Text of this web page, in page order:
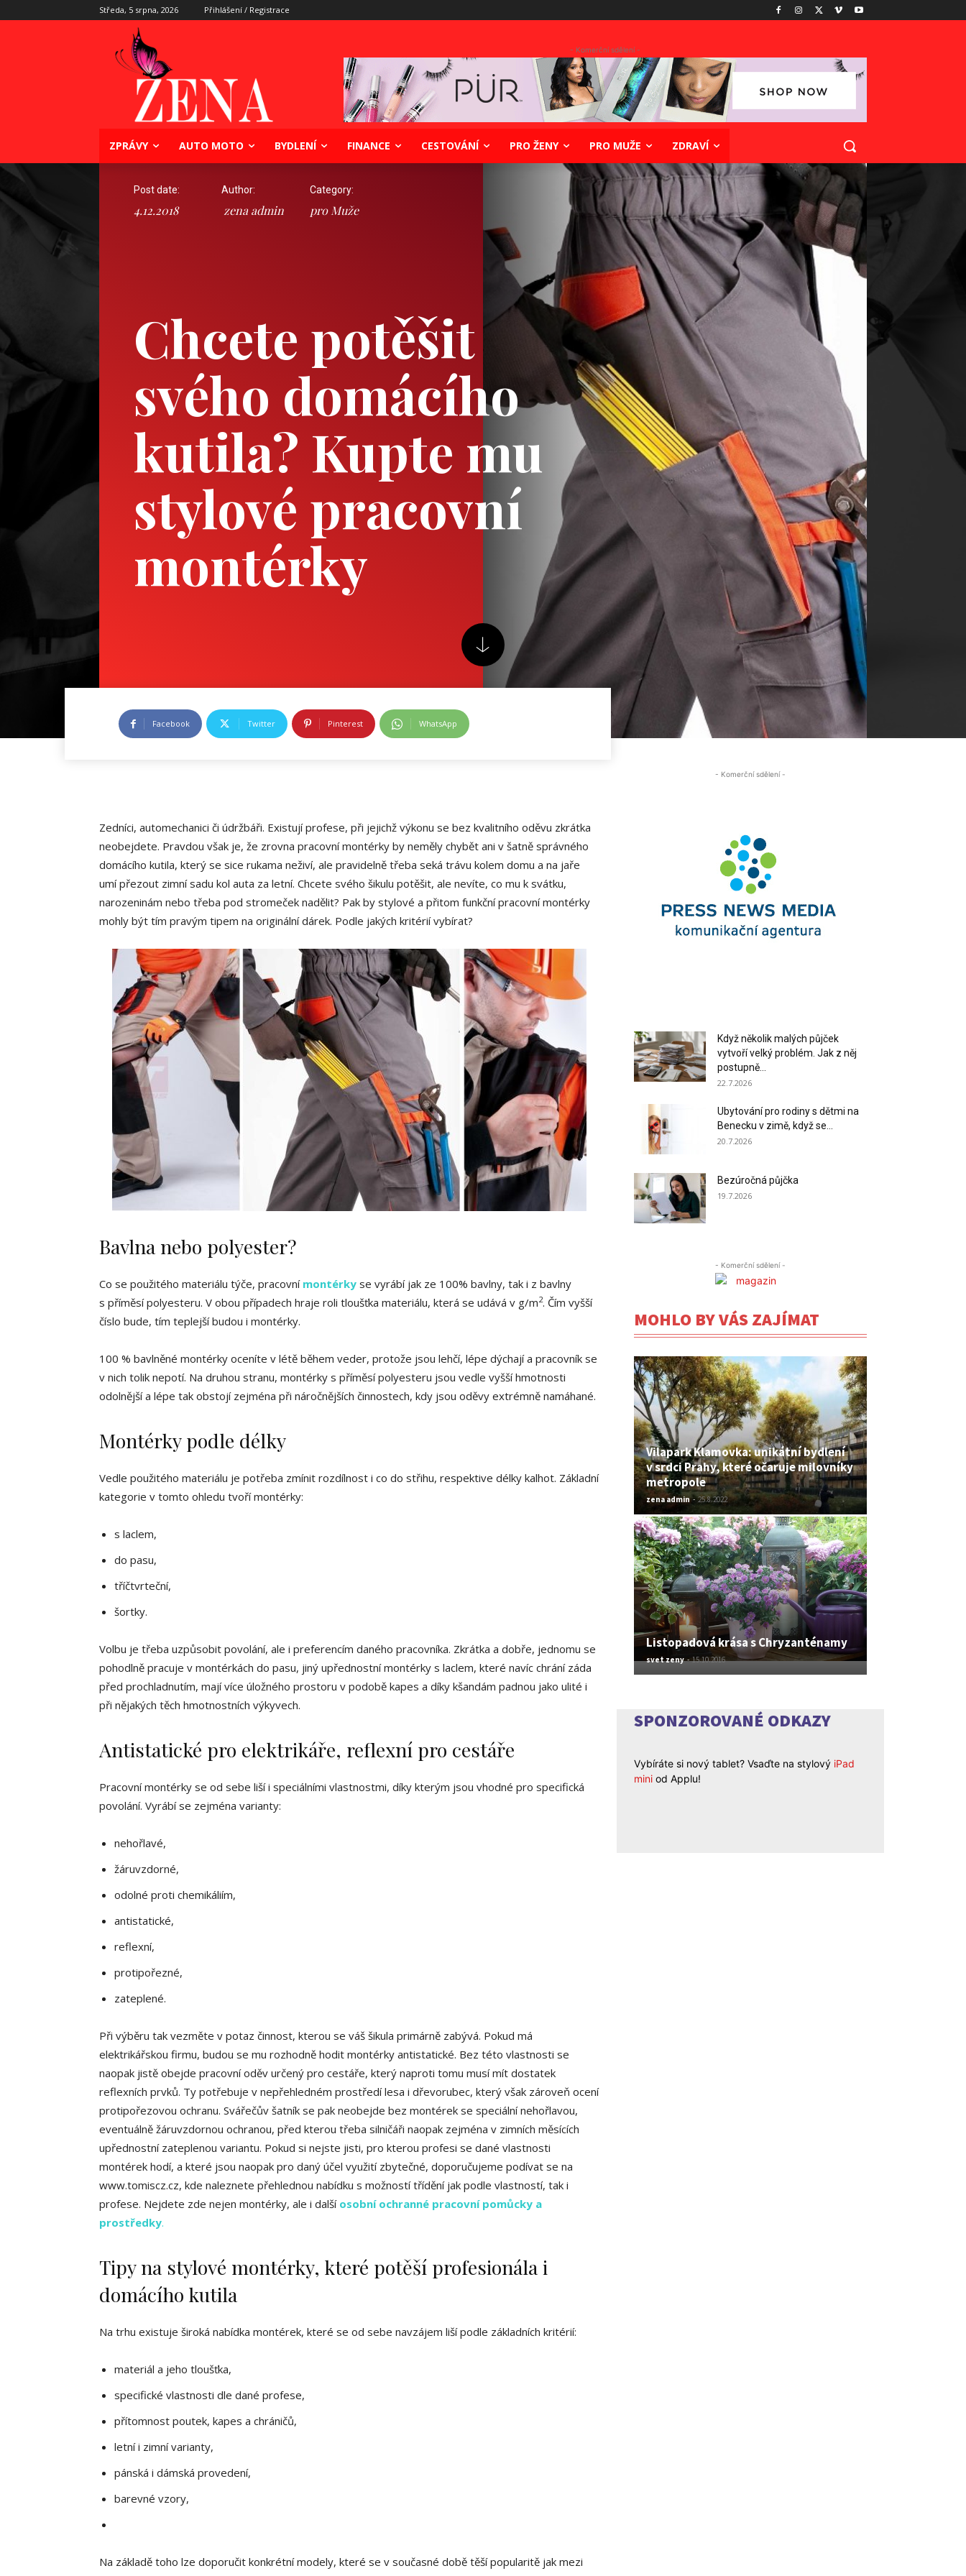
Středa, 5 srpna, 2026 Přihlášení / Registrace
- Komerční sdělení -
ZPRÁVY AUTO MOTO BYDLENÍ FINANCE CESTOVÁNÍ PRO ŽENY PRO MUŽE ZDRAVÍ
Chcete potěšit
svého domácího
kutila? Kupte mu
stylové pracovní
montérky
Post date:
4.12.2018
Author:
zena admin
Category:
pro Muže
Facebook Twitter Pinterest WhatsApp
Zedníci, automechanici či údržbáři. Existují profese, při jejichž výkonu se bez kvalitního oděvu zkrátka
neobejdete. Pravdou však je, že zrovna pracovní montérky by neměly chybět ani v šatně správného
domácího kutila, který se sice rukama neživí, ale pravidelně třeba seká trávu kolem domu a na jaře
umí přezout zimní sadu kol auta za letní. Chcete svého šikulu potěšit, ale nevíte, co mu k svátku,
narozeninám nebo třeba pod stromeček nadělit? Pak by stylové a přitom funkční pracovní montérky
mohly být tím pravým tipem na originální dárek. Podle jakých kritérií vybírat?
Bavlna nebo polyester?
Co se použitého materiálu týče, pracovní montérky se vyrábí jak ze 100% bavlny, tak i z bavlny
s příměsí polyesteru. V obou případech hraje roli tloušťka materiálu, která se udává v g/m2. Čím vyšší
číslo bude, tím teplejší budou i montérky.
100 % bavlněné montérky oceníte v létě během veder, protože jsou lehčí, lépe dýchají a pracovník se
v nich tolik nepotí. Na druhou stranu, montérky s příměsí polyesteru jsou vedle vyšší hmotnosti
odolnější a lépe tak obstojí zejména při náročnějších činnostech, kdy jsou oděvy extrémně namáhané.
Montérky podle délky
Vedle použitého materiálu je potřeba zmínit rozdílnost i co do střihu, respektive délky kalhot. Základní
kategorie v tomto ohledu tvoří montérky:
s laclem,
do pasu,
tříčtvrteční,
šortky.
Volbu je třeba uzpůsobit povolání, ale i preferencím daného pracovníka. Zkrátka a dobře, jednomu se
pohodlně pracuje v montérkách do pasu, jiný upřednostní montérky s laclem, které navíc chrání záda
před prochladnutím, mají více úložného prostoru v podobě kapes a díky kšandám padnou jako ulité i
při nějakých těch hmotnostních výkyvech.
Antistatické pro elektrikáře, reflexní pro cestáře
Pracovní montérky se od sebe liší i speciálními vlastnostmi, díky kterým jsou vhodné pro specifická
povolání. Vyrábí se zejména varianty:
nehořlavé,
žáruvzdorné,
odolné proti chemikáliím,
antistatické,
reflexní,
protipořezné,
zateplené.
Při výběru tak vezměte v potaz činnost, kterou se váš šikula primárně zabývá. Pokud má
elektrikářskou firmu, budou se mu rozhodně hodit montérky antistatické. Bez této vlastnosti se
naopak jistě obejde pracovní oděv určený pro cestáře, který naproti tomu musí mít dostatek
reflexních prvků. Ty potřebuje v nepřehledném prostředí lesa i dřevorubec, který však zároveň ocení
protipořezovou ochranu. Svářečův šatník se pak neobejde bez montérek se speciální nehořlavou,
eventuálně žáruvzdornou ochranou, před kterou třeba silničáři naopak zejména v zimních měsících
upřednostní zateplenou variantu. Pokud si nejste jisti, pro kterou profesi se dané vlastnosti
montérek hodí, a které jsou naopak pro daný účel využití zbytečné, doporučujeme podívat se na
www.tomiscz.cz, kde naleznete přehlednou nabídku s možností třídění jak podle vlastností, tak i
profese. Nejdete zde nejen montérky, ale i další osobní ochranné pracovní pomůcky a
prostředky.
Tipy na stylové montérky, které potěší profesionála i
domácího kutila
Na trhu existuje široká nabídka montérek, které se od sebe navzájem liší podle základních kritérií:
materiál a jeho tloušťka,
specifické vlastnosti dle dané profese,
přítomnost poutek, kapes a chráničů,
letní i zimní varianty,
pánská i dámská provedení,
barevné vzory,
Na základě toho lze doporučit konkrétní modely, které se v současné době těší popularitě jak mezi
- Komerční sdělení -
Když několik malých půjček
vytvoří velký problém. Jak z něj
postupně...
22.7.2026
Ubytování pro rodiny s dětmi na
Benecku v zimě, když se...
20.7.2026
Bezúročná půjčka
19.7.2026
- Komerční sdělení -
MOHLO BY VÁS ZAJÍMAT
Vilapark Klamovka: unikátní bydlení
v srdci Prahy, které očaruje milovníky
metropole
zena admin - 25.8.2022
Listopadová krása s Chryzanténamy
svet zeny - 15.10.2016
SPONZOROVANÉ ODKAZY
Vybíráte si nový tablet? Vsaďte na stylový iPad
mini od Applu!